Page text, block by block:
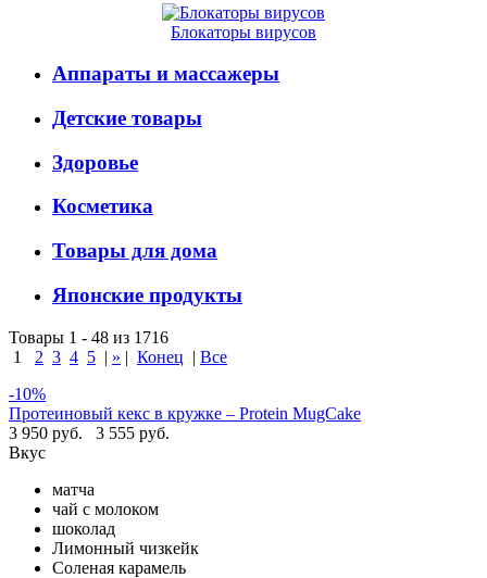
Блокаторы вирусов
Аппараты и массажеры
Детские товары
Здоровье
Косметика
Товары для дома
Японские продукты
Товары 1 - 48 из 1716
1
2 3 4 5 | » | Конец | Все
-10%
Протеиновый кекс в кружке – Protein MugCake
3 950 руб.
3 555 руб.
Вкус
матча
чай с молоком
шоколад
Лимонный чизкейк
Соленая карамель